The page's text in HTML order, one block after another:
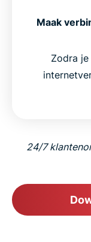
Maak
Zodra
24/7